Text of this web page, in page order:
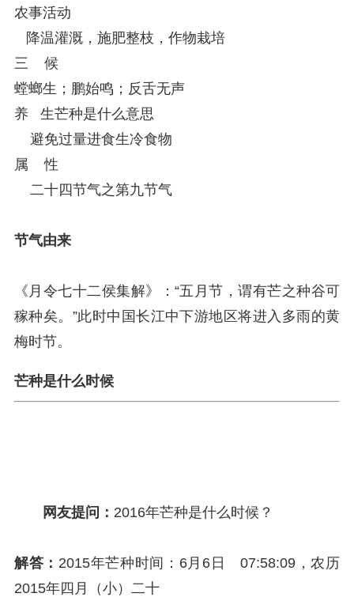
农事活动
降温灌溉，施肥整枝，作物栽培
三 候
螳螂生；鹏始鸣；反舌无声
养 生芒种是什么意思
避免过量进食生冷食物
属 性
二十四节气之第九节气
节气由来
《月令七十二侯集解》：“五月节，谓有芒之种谷可
稼种矣。”此时中国长江中下游地区将进入多雨的黄
梅时节。
芒种是什么时候
网友提问： 2016年芒种是什么时候？
解答： 2015年芒种时间：6月6日 07:58:09，农历
2015年四月（小）二十